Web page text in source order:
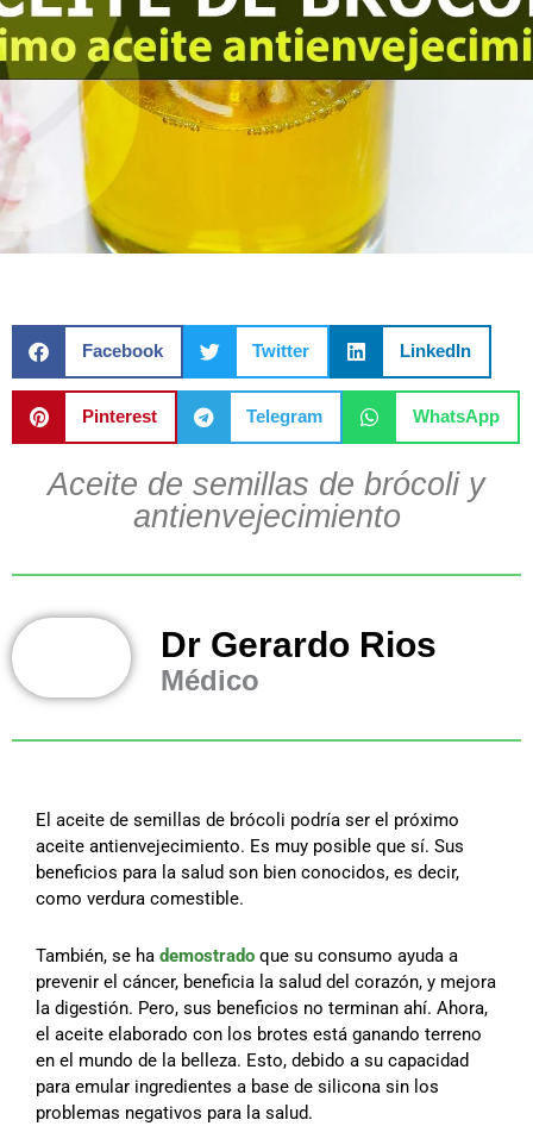
Facebook Twitter LinkedIn
Pinterest Telegram WhatsApp
Aceite de semillas de brócoli y
antienvejecimiento
Dr Gerardo Rios
Médico
El aceite de semillas de brócoli podría ser el próximo
aceite antienvejecimiento. Es muy posible que sí. Sus
beneficios para la salud son bien conocidos, es decir,
como verdura comestible.
También, se ha demostrado que su consumo ayuda a
prevenir el cáncer, beneficia la salud del corazón, y mejora
la digestión. Pero, sus beneficios no terminan ahí. Ahora,
el aceite elaborado con los brotes está ganando terreno
en el mundo de la belleza. Esto, debido a su capacidad
para emular ingredientes a base de silicona sin los
problemas negativos para la salud.